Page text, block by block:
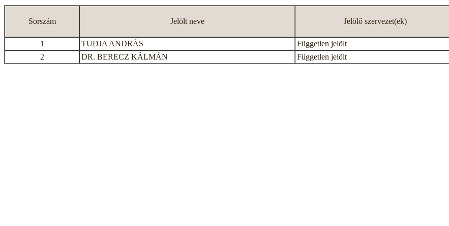
Sorszám Jelölt neve Jelölő szervezet(ek)
1 TUDJA ANDRÁS Független jelölt
2
DR. BERECZ KÁLMÁN Független jelölt